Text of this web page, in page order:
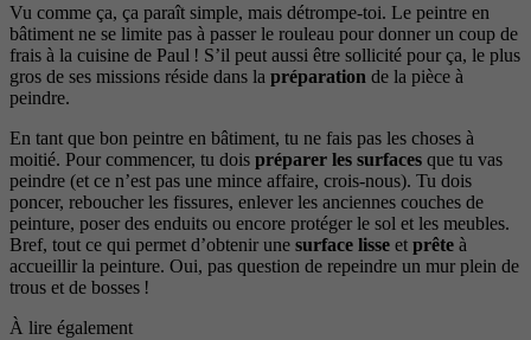
Vu comme ça, ça paraît simple, mais détrompe-toi. Le peintre en
bâtiment ne se limite pas à passer le rouleau pour donner un coup de
frais à la cuisine de Paul ! S’il peut aussi être sollicité pour ça, le plus
gros de ses missions réside dans la préparation de la pièce à
peindre.
En tant que bon peintre en bâtiment, tu ne fais pas les choses à
moitié. Pour commencer, tu dois préparer les surfaces que tu vas
peindre (et ce n’est pas une mince affaire, crois-nous). Tu dois
poncer, reboucher les fissures, enlever les anciennes couches de
peinture, poser des enduits ou encore protéger le sol et les meubles.
Bref, tout ce qui permet d’obtenir une surface lisse et prête à
accueillir la peinture. Oui, pas question de repeindre un mur plein de
trous et de bosses !
À lire également